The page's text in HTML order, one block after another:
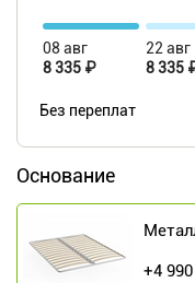
08 авг
8 335 ₽
22 авг
8 335
Без переплат
Основание
+4 990